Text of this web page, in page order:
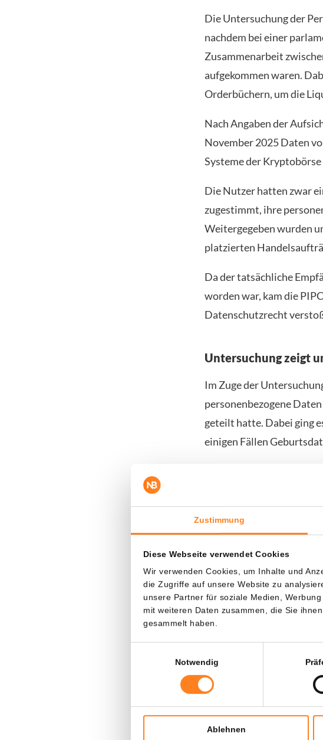
Zustimmung
Diese Webseite verwendet Cookies
Wir verwenden Cookies, um Inhalte und
die Zugriffe auf unsere Website zu
unsere Partner für soziale Medien,
mit weiteren Daten zusammen, die Sie
gesammelt haben.
Notwendig
Ablehnen
Die Untersuchung der
nachdem bei einer
Zusammenarbeit
aufgekommen waren.
Orderbüchern, um die
Nach Angaben der
November 2025 Daten
Systeme der Kryptobörse
Die Nutzer hatten zwar
zugestimmt, ihre
Weitergegeben wurden
platzierten
Da der tatsächliche
worden war, kam die
Datenschutzrecht
Untersuchung zeigt
Im Zuge der
personenbezogene
geteilt hatte. Dabei ging
einigen Fällen
PIPC erkennt an, dass
verarbeitet werden
welchem Zweck sie
Nach Ansicht der
Folgen für die Kontrolle,
Südkorea verschärft